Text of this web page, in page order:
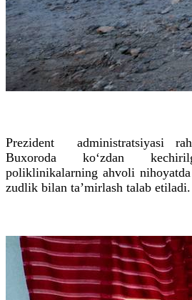
Prezident administratsiyasi
Buxoroda ko‘zdan
poliklinikalarning ahvoli
zudlik bilan ta’mirlash talab etiladi.